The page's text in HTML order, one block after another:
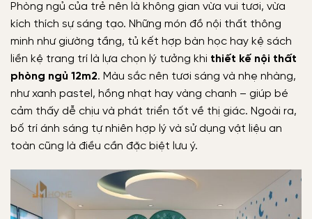
Phòng ngủ của trẻ nên là không gian vừa vui tươi, vừa
kích thích sự sáng tạo. Những món đồ nội thất thông
minh như giường tầng, tủ kết hợp bàn học hay kệ sách
liền kệ trang trí là lựa chọn lý tưởng khi thiết kế nội thất
phòng ngủ 12m2. Màu sắc nên tươi sáng và nhẹ nhàng,
như xanh pastel, hồng nhạt hay vàng chanh – giúp bé
cảm thấy dễ chịu và phát triển tốt về thị giác. Ngoài ra,
bố trí ánh sáng tự nhiên hợp lý và sử dụng vật liệu an
toàn cũng là điều cần đặc biệt lưu ý.